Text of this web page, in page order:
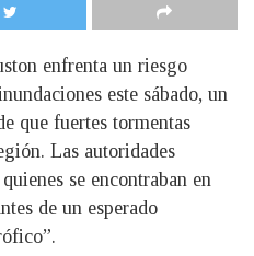
enfrenta un riesgo
este sábado, un
que fuertes tormentas
Las autoridades
se encontraban en
de un esperado